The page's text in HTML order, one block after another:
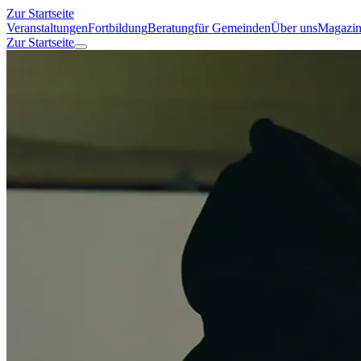
Zur Startseite
VeranstaltungenFortbildungBeratungfür GemeindenÜber unsMagazin
Zur Startseite